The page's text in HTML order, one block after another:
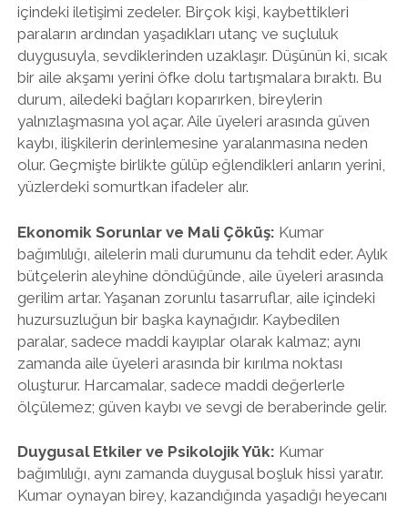
içindeki iletişimi zedeler. Birçok kişi, kaybettikleri
paraların ardından yaşadıkları utanç ve suçluluk
duygusuyla, sevdiklerinden uzaklaşır. Düşünün ki, sıcak
bir aile akşamı yerini öfke dolu tartışmalara bıraktı. Bu
durum, ailedeki bağları koparırken, bireylerin
yalnızlaşmasına yol açar. Aile üyeleri arasında güven
kaybı, ilişkilerin derinlemesine yaralanmasına neden
olur. Geçmişte birlikte gülüp eğlendikleri anların yerini,
yüzlerdeki somurtkan ifadeler alır.
Ekonomik Sorunlar ve Mali Çöküş: Kumar
bağımlılığı, ailelerin mali durumunu da tehdit eder. Aylık
bütçelerin aleyhine döndüğünde, aile üyeleri arasında
gerilim artar. Yaşanan zorunlu tasarruflar, aile içindeki
huzursuzluğun bir başka kaynağıdır. Kaybedilen
paralar, sadece maddi kayıplar olarak kalmaz; aynı
zamanda aile üyeleri arasında bir kırılma noktası
oluşturur. Harcamalar, sadece maddi değerlerle
ölçülemez; güven kaybı ve sevgi de beraberinde gelir.
Duygusal Etkiler ve Psikolojik Yük: Kumar
bağımlılığı, aynı zamanda duygusal boşluk hissi yaratır.
Kumar oynayan birey, kazandığında yaşadığı heyecanı